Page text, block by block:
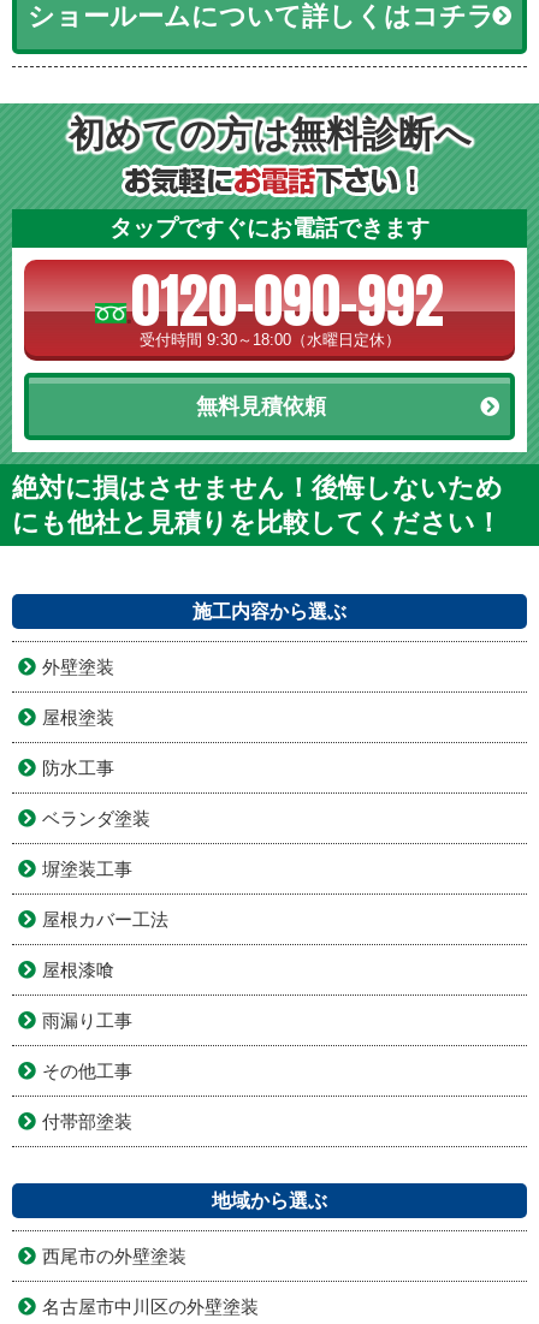
ショールームについて詳しくはコチラ
初めての方は無料診断へ
タップですぐにお電話できます
0120-090-992
受付時間 9:30～18:00（水曜日定休）
無料見積依頼
絶対に損はさせません！後悔しないため
にも他社と見積りを比較してください！
施工内容から選ぶ
外壁塗装
屋根塗装
防水工事
ベランダ塗装
塀塗装工事
屋根カバー工法
屋根漆喰
雨漏り工事
その他工事
付帯部塗装
地域から選ぶ
西尾市の外壁塗装
名古屋市中川区の外壁塗装